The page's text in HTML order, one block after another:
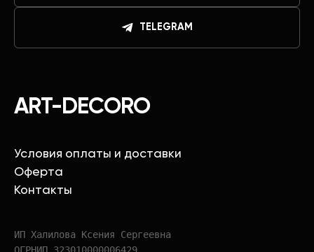
ART-DECORO
Условия оплаты и доставки
Оферта
Контакты
ИП Халилова Ксения Сергеевна
TELEGRAM